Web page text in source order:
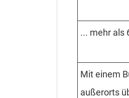
... mehr als
Mit einem
außerorts